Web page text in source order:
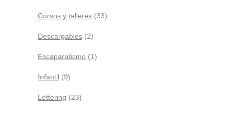
Cursos y talleres (33)
Descargables (2)
Escaparatismo (1)
Infantil (9)
Lettering (23)